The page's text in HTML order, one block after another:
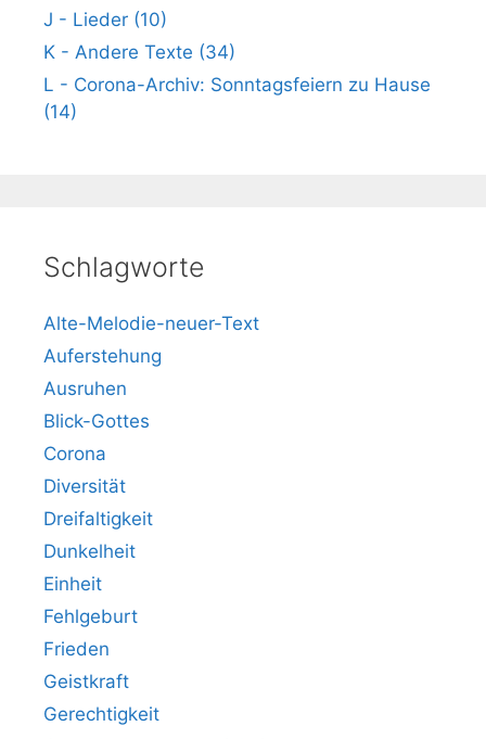
J - Lieder (10)
K - Andere Texte (34)
L - Corona-Archiv: Sonntagsfeiern zu Hause
(14)
Schlagworte
Alte-Melodie-neuer-Text
Auferstehung
Ausruhen
Blick-Gottes
Corona
Diversität
Dreifaltigkeit
Dunkelheit
Einheit
Fehlgeburt
Frieden
Geistkraft
Gerechtigkeit